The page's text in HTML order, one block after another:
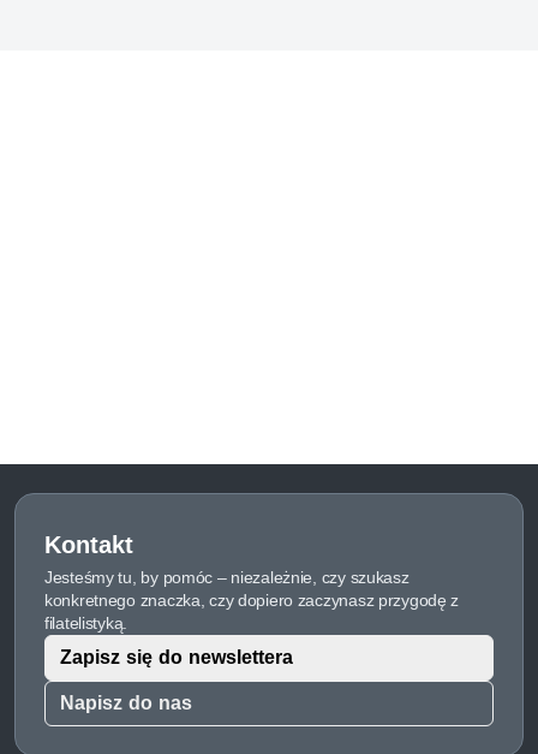
Kontakt
Jesteśmy tu, by pomóc – niezależnie, czy szukasz
konkretnego znaczka, czy dopiero zaczynasz przygodę z
filatelistyką.
Napisz do nas
Zapisz się do newslettera